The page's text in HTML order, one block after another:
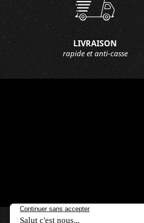
LIVRAISON
rapide et anti-casse